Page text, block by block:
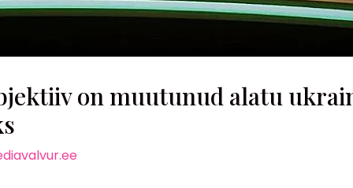
on muutunud alatu